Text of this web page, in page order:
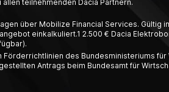
teilnehmenden Dacia Partnern.
über Mobilize Financial Services. Gültig
einkalkuliert.1 2.500 € Dacia
des Bundesministeriums für
Antrags beim Bundesamt für